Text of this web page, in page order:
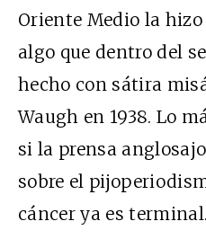
Oriente Medio la hizo
algo que dentro del
hecho con sátira
Waugh en 1938. Lo
si la prensa
sobre el
cáncer ya es